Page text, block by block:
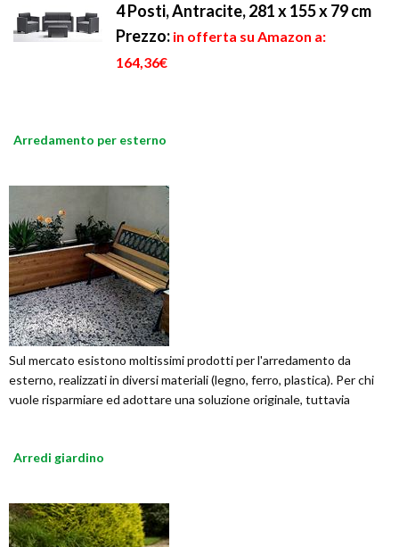
4 Posti, Antracite, 281 x 155 x 79 cm
Prezzo: in offerta su Amazon a:
164,36€
Arredamento per esterno
Sul mercato esistono moltissimi prodotti per l'arredamento da
esterno, realizzati in diversi materiali (legno, ferro, plastica). Per chi
vuole risparmiare ed adottare una soluzione originale, tuttavia
Arredi giardino